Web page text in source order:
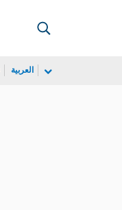
العربية